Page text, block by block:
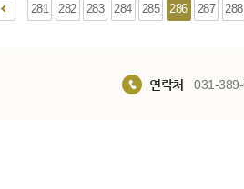
281 282 283 284 285 286 287 288
연락처 031-